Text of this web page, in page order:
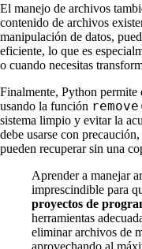
El manejo de archivos
contenido de archivos
manipulación de datos,
eficiente, lo que es
o cuando necesitas
Finalmente, Python
usando la función
sistema limpio y evitar la
debe usarse con
pueden recuperar sin una
Aprender a manejar
imprescindible para
proyectos de
herramientas
eliminar archivos de
aprovechando al